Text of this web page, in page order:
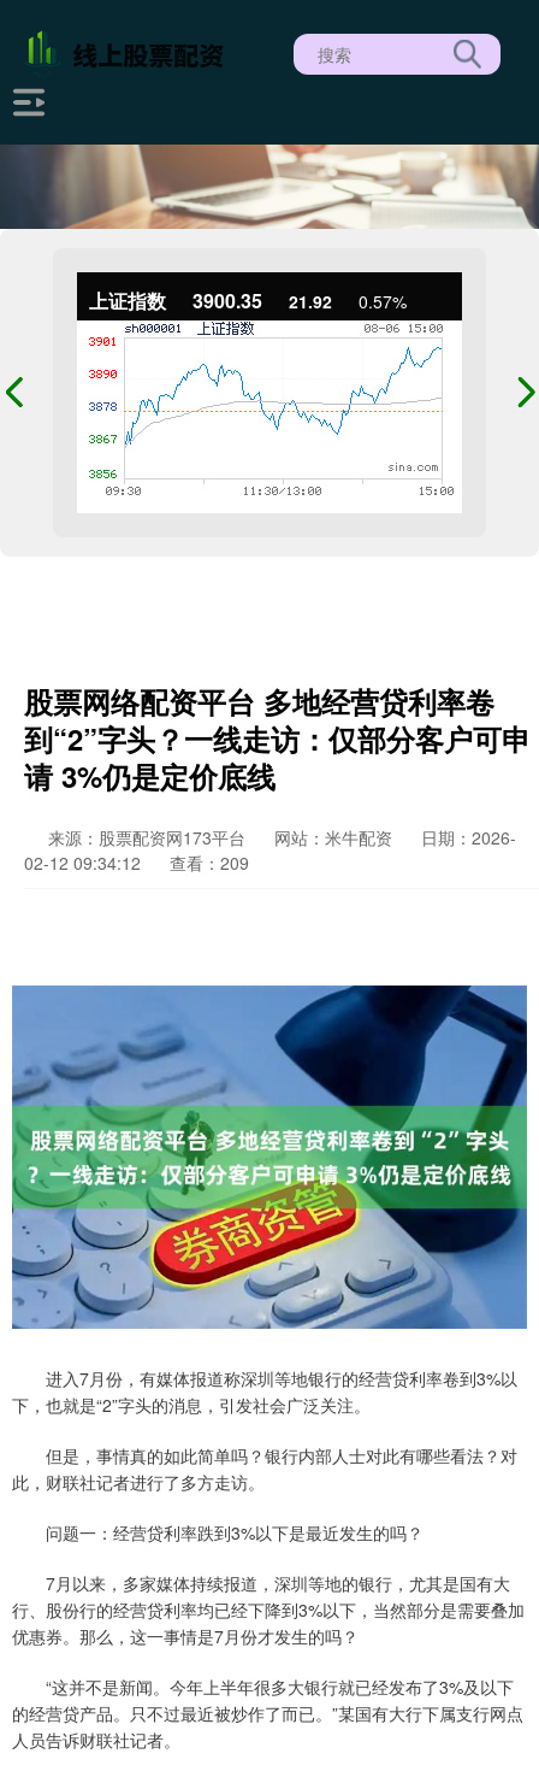
上证指数 3900.35 21.92 0.57%
股票网络配资平台 多地经营贷利率卷
到“2”字头？一线走访：仅部分客户可申
请 3%仍是定价底线
来源：股票配资网173平台 网站：米牛配资
日期：2026-
02-12 09:34:12
查看：209
进入7月份，有媒体报道称深圳等地银行的经营贷利率卷到3%以
下，也就是“2”字头的消息，引发社会广泛关注。
但是，事情真的如此简单吗？银行内部人士对此有哪些看法？对
此，财联社记者进行了多方走访。
问题一：经营贷利率跌到3%以下是最近发生的吗？
7月以来，多家媒体持续报道，深圳等地的银行，尤其是国有大
行、股份行的经营贷利率均已经下降到3%以下，当然部分是需要叠加
优惠券。那么，这一事情是7月份才发生的吗？
“这并不是新闻。今年上半年很多大银行就已经发布了3%及以下
的经营贷产品。只不过最近被炒作了而已。”某国有大行下属支行网点
人员告诉财联社记者。